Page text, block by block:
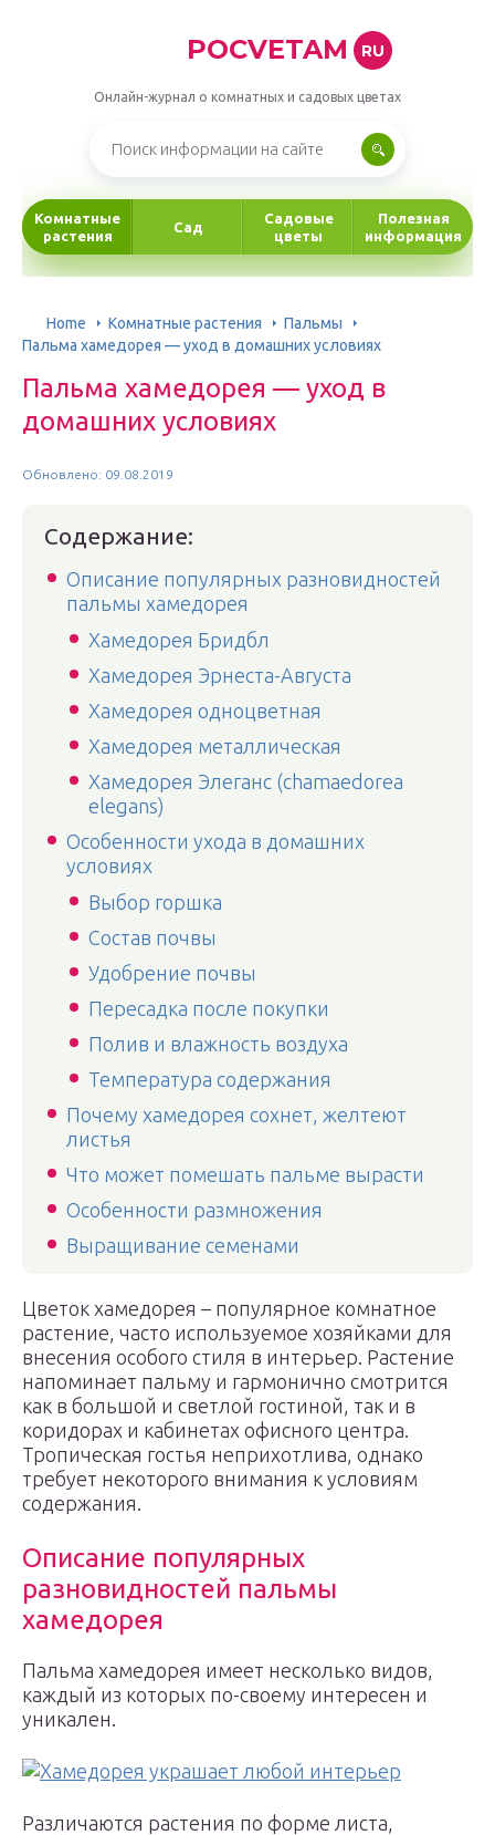
POCVETAM RU
Онлайн-журнал о комнатных и садовых цветах
Комнатные
растения
Сад
Садовые
цветы
Полезная
информация
Home Комнатные растения
Пальмы
Пальма хамедорея — уход в домашних условиях
Пальма хамедорея — уход в
домашних условиях
Обновлено: 09.08.2019
Содержание:
Описание популярных разновидностей
пальмы хамедорея
Хамедорея Бридбл
Хамедорея Эрнеста-Августа
Хамедорея одноцветная
Хамедорея металлическая
Хамедорея Элеганс (chamaedorea
elegans)
Особенности ухода в домашних
условиях
Выбор горшка
Состав почвы
Удобрение почвы
Пересадка после покупки
Полив и влажность воздуха
Температура содержания
Почему хамедорея сохнет, желтеют
листья
Что может помешать пальме вырасти
Особенности размножения
Выращивание семенами
Цветок хамедорея – популярное комнатное
растение, часто используемое хозяйками для
внесения особого стиля в интерьер. Растение
напоминает пальму и гармонично смотрится
как в большой и светлой гостиной, так и в
коридорах и кабинетах офисного центра.
Тропическая гостья неприхотлива, однако
требует некоторого внимания к условиям
содержания.
Описание популярных
разновидностей пальмы
хамедорея
Пальма хамедорея имеет несколько видов,
каждый из которых по-своему интересен и
уникален.
Различаются растения по форме листа,